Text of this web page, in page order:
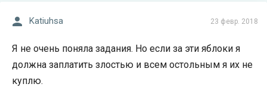
23 февр. 2018
Katiuhsa
Я не очень поняла задания. Но если за эти яблоки я
должна заплатить злостью и всем остольным я их не
куплю.